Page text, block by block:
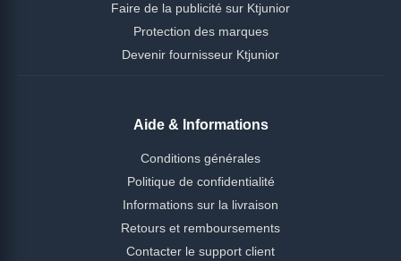
Faire de la publicité sur Ktjunior
Protection des marques
Devenir fournisseur Ktjunior
Aide & Informations
Conditions générales
Politique de confidentialité
Informations sur la livraison
Retours et remboursements
Contacter le support client